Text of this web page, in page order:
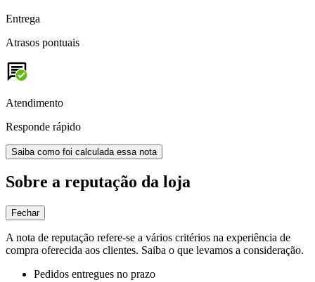
Entrega
Atrasos pontuais
Atendimento
Responde rápido
Saiba como foi calculada essa nota
Sobre a reputação da loja
Fechar
A nota de reputação refere-se a vários critérios na experiência de
compra oferecida aos clientes. Saiba o que levamos a consideração.
Pedidos entregues no prazo